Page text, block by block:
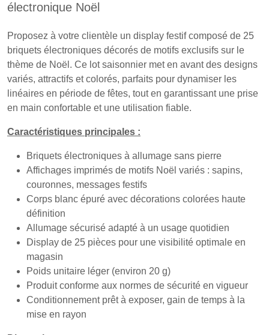
électronique Noël
Proposez à votre clientèle un display festif composé de 25
briquets électroniques décorés de motifs exclusifs sur le
thème de Noël. Ce lot saisonnier met en avant des designs
variés, attractifs et colorés, parfaits pour dynamiser les
linéaires en période de fêtes, tout en garantissant une prise
en main confortable et une utilisation fiable.
Caractéristiques principales :
Briquets électroniques à allumage sans pierre
Affichages imprimés de motifs Noël variés : sapins,
couronnes, messages festifs
Corps blanc épuré avec décorations colorées haute
définition
Allumage sécurisé adapté à un usage quotidien
Display de 25 pièces pour une visibilité optimale en
magasin
Poids unitaire léger (environ 20 g)
Produit conforme aux normes de sécurité en vigueur
Conditionnement prêt à exposer, gain de temps à la
mise en rayon